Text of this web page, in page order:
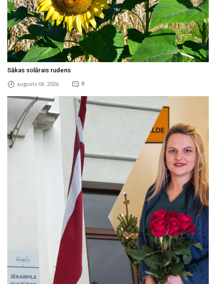
Sākas solārais rudens
augusts 06 , 2026 0